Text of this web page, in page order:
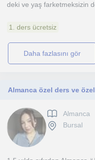
deki ve yaş farketmeksizin
1. ders ücretsiz
daha fazlasını gör
Almanca özel ders ve
Almanca
Bursal